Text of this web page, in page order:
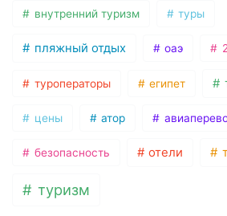
внутренний туризм туры
пляжный отдых оаэ
туроператоры египет
цены атор
безопасность отели
туризм